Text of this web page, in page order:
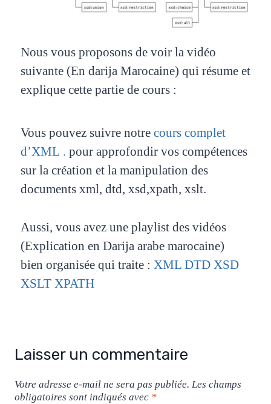
Nous vous proposons de voir la vidéo
suivante (En darija Marocaine) qui résume et
explique cette partie de cours :
Vous pouvez suivre notre cours complet
d’XML . pour approfondir vos compétences
sur la création et la manipulation des
documents xml, dtd, xsd,xpath, xslt.
Aussi, vous avez une playlist des vidéos
(Explication en Darija arabe marocaine)
bien organisée qui traite : XML DTD XSD
XSLT XPATH
Laisser un commentaire
Votre adresse e-mail ne sera pas publiée. Les champs
obligatoires sont indiqués avec *